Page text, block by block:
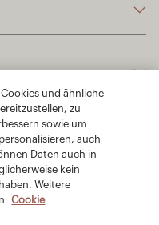
und ähnliche
zu
sowie um
auch
Daten auch in
kein
Weitere
Cookie